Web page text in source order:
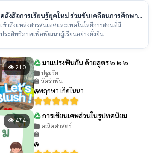
คลังสื่อการเรียนรู้ยุคใหม่ ร่วมขับเคลื่อนการศึกษา
ไทย
เข้าถึงแหล่งสารสนเทศและเทคโนโลยีการสอนที่มี
ประสิทธิภาพเพื่อพัฒนาผู้เรียนอย่างยั่งยืน
👁 210 มาแปรงฟันกัน ด้วยสูตร ๒ ๒ ๒
ปฐมวัย
🏫 วัดรำพัน
@พฤกษา เกิดในนา
👁 474 การเขียนเศษส่วนในรูปทศนิยม
คณิตศาสตร์
🏫
@